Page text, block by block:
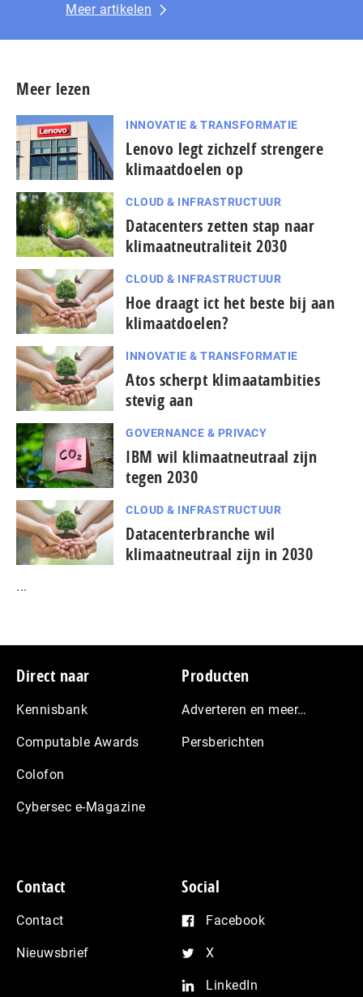
Meer artikelen
Meer lezen
INNOVATIE & TRANSFORMATIE
Lenovo legt zichzelf strengere
klimaatdoelen op
CLOUD & INFRASTRUCTUUR
Datacenters zetten stap naar
klimaatneutraliteit 2030
CLOUD & INFRASTRUCTUUR
Hoe draagt ict het beste bij aan
klimaatdoelen?
INNOVATIE & TRANSFORMATIE
Atos scherpt klimaatambities
stevig aan
GOVERNANCE & PRIVACY
IBM wil klimaatneutraal zijn
tegen 2030
CLOUD & INFRASTRUCTUUR
Datacenterbranche wil
klimaatneutraal zijn in 2030
...
Footer
Direct naar
Kennisbank
Computable Awards
Colofon
Cybersec e-Magazine
Producten
Adverteren en meer…
Persberichten
Contact
Contact
Nieuwsbrief
Social
Facebook
X
LinkedIn